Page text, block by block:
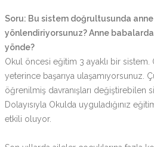
Soru: Bu sistem doğrultusunda anne
yönlendiriyorsunuz? Anne
yönde?
Okul öncesi eğitim 3 ayaklı bir
yeterince başarıya ulaşamıyorsunuz.
öğrenilmiş davranışları değiştirebilen
Dolayısıyla Okulda uyguladığınız
etkili oluyor.